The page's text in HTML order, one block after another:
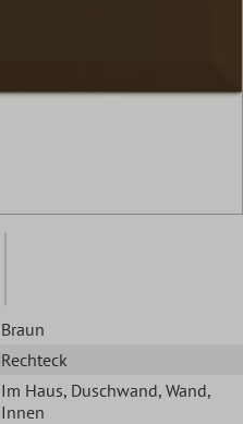
Braun
Rechteck
Im Haus, Duschwand, Wand,
Innen